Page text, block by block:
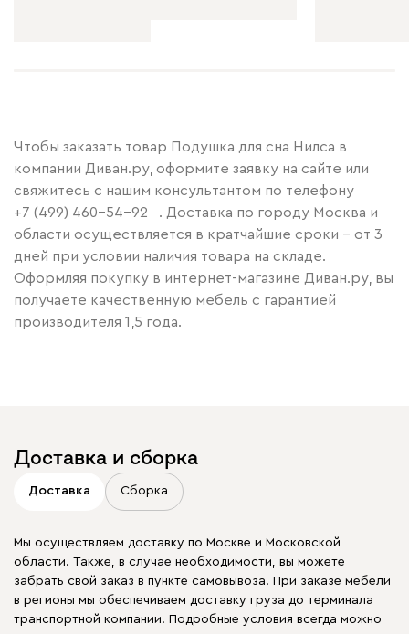
Чтобы заказать товар Подушка для сна Нилса в
компании Диван.ру, оформите заявку на сайте или
свяжитесь с нашим консультантом по телефону
+7 (499) 460-54-92
. Доставка по городу Москва и
области осуществляется в кратчайшие сроки – от 3
дней при условии наличия товара на складе.
Оформляя покупку в интернет-магазине Диван.ру, вы
получаете качественную мебель с гарантией
производителя 1,5 года.
Доставка и сборка
Доставка Сборка
Мы осуществляем доставку по Москве и Московской
области. Также, в случае необходимости, вы можете
забрать свой заказ в пункте самовывоза. При заказе мебели
в регионы мы обеспечиваем доставку груза до терминала
транспортной компании. Подробные условия всегда можно